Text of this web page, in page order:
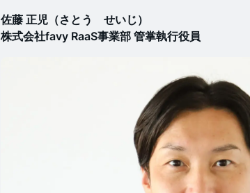
佐藤 正児（さとう せいじ）
株式会社favy RaaS事業部 管掌執行役員